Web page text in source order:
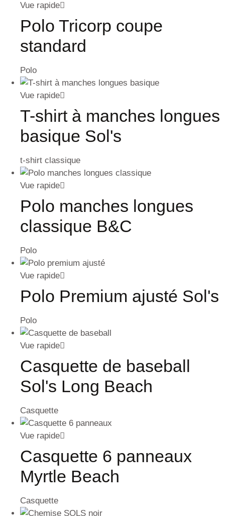
Vue rapide
Polo Tricorp coupe
standard
Polo
Vue rapide
T-shirt à manches longues
basique Sol's
t-shirt classique
Vue rapide
Polo manches longues
classique B&C
Polo
Vue rapide
Polo Premium ajusté Sol's
Polo
Vue rapide
Casquette de baseball
Sol's Long Beach
Casquette
Vue rapide
Casquette 6 panneaux
Myrtle Beach
Casquette